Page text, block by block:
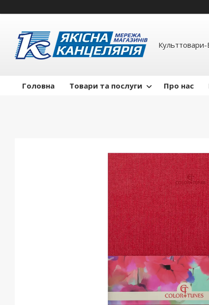
Культтовари-
Головна Товари та послуги Про нас